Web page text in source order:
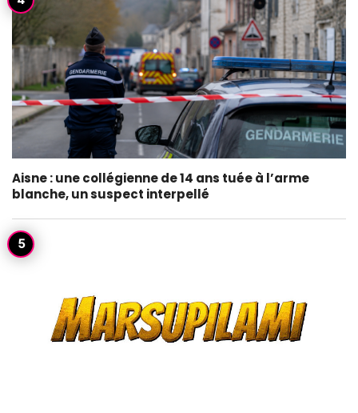
Aisne : une collégienne de 14 ans tuée à l’arme
blanche, un suspect interpellé